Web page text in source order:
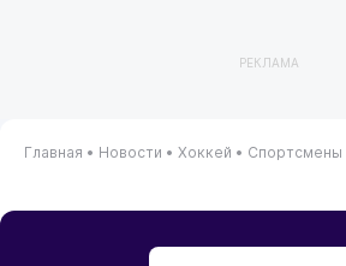
РЕКЛАМА
Главная • Новости • Хоккей • Спортсмены